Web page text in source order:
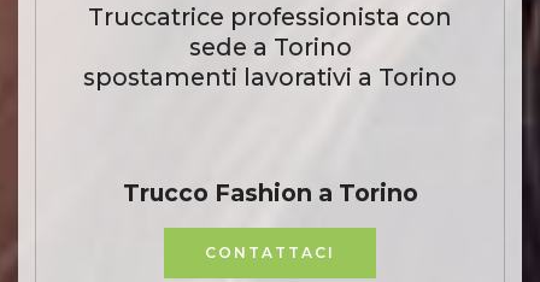
Truccatrice professionista con
sede a Torino
spostamenti lavorativi a Torino
Trucco Fashion a Torino
CONTATTACI